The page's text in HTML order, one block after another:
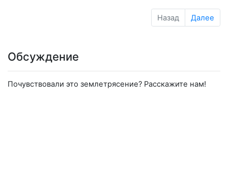
Назад Далее
Обсуждение
Почувствовали это землетрясение? Расскажите нам!